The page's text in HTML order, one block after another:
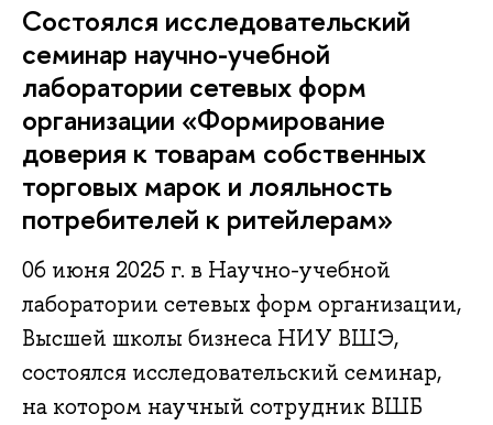
Состоялся исследовательский
семинар научно-учебной
лаборатории сетевых форм
организации «Формирование
доверия к товарам собственных
торговых марок и лояльность
потребителей к ритейлерам»
06 июня 2025 г. в Научно-учебной
лаборатории сетевых форм организации,
Высшей школы бизнеса НИУ ВШЭ,
состоялся исследовательский семинар,
на котором научный сотрудник ВШБ